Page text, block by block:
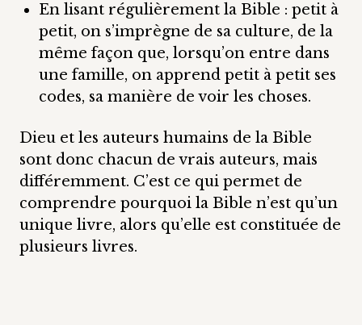
En lisant régulièrement la Bible : petit à
petit, on s’imprègne de sa culture, de la
même façon que, lorsqu’on entre dans
une famille, on apprend petit à petit ses
codes, sa manière de voir les choses.
Dieu et les auteurs humains de la Bible
sont donc chacun de vrais auteurs, mais
différemment. C’est ce qui permet de
comprendre pourquoi la Bible n’est qu’un
unique livre, alors qu’elle est constituée de
plusieurs livres.